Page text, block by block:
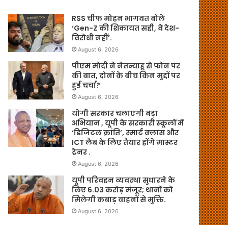
RSS चीफ मोहन भागवत बोले
‘Gen-Z की शिकायत सही, वे देश-
विरोधी नहीं’.
August 6, 2026
पीएम मोदी ने नेतन्याहू से फोन पर
की बात, दोनों के बीच किन मुद्दों पर
हुई चर्चा?
August 6, 2026
योगी सरकार चलाएगी बड़ा
अभियान , यूपी के सरकारी स्कूलों में
‘डिजिटल क्रांति’, स्मार्ट क्लास और
ICT लैब के लिए तैयार होंगे मास्टर
ट्रेनर .
August 6, 2026
यूपी परिवहन व्यवस्था सुधारने के
लिए 6.03 करोड़ मंजूर; थानों को
मिलेगी कबाड़ वाहनों से मुक्ति.
August 6, 2026